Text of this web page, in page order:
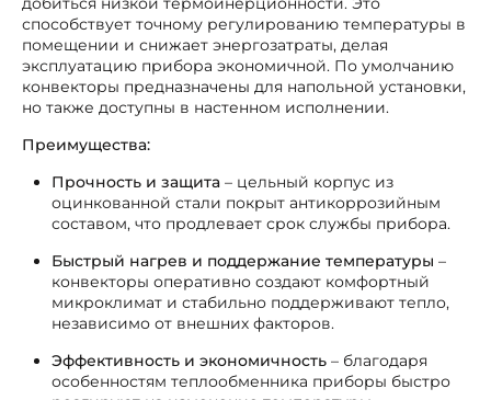
способствует точному регулированию температуры в
помещении и снижает энергозатраты, делая
эксплуатацию прибора экономичной. По умолчанию
конвекторы предназначены для напольной установки,
но также доступны в настенном исполнении.
Преимущества:
Прочность и защита – цельный корпус из
оцинкованной стали покрыт антикоррозийным
составом, что продлевает срок службы прибора.
Быстрый нагрев и поддержание температуры –
конвекторы оперативно создают комфортный
микроклимат и стабильно поддерживают тепло,
независимо от внешних факторов.
Эффективность и экономичность – благодаря
особенностям теплообменника приборы быстро